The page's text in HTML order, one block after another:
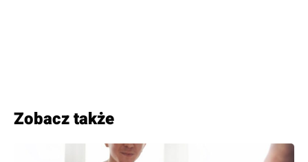
Zobacz także